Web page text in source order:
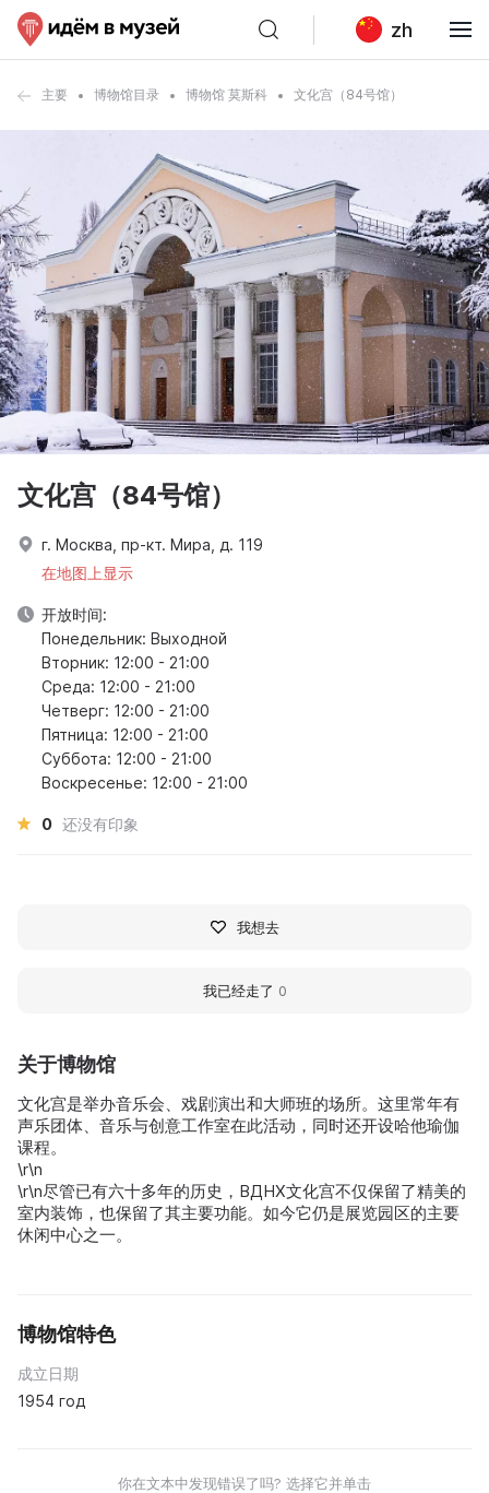
zh
主要 博物馆目录 博物馆 莫斯科 文化宫（84号馆）
关于博物馆
文化宫是举办音乐会、戏剧演出和大师班的场所。这里常年有
声乐团体、音乐与创意工作室在此活动，同时还开设哈他瑜伽
课程。
\r\n
\r\n尽管已有六十多年的历史，ВДНХ文化宫不仅保留了精美的
室内装饰，也保留了其主要功能。如今它仍是展览园区的主要
休闲中心之一。
博物馆特色
成立日期
1954 год
你在文本中发现错误了吗? 选择它并单击
文化宫（84号馆）
г. Москва, пр-кт. Мира, д. 119
在地图上显示
开放时间:
Понедельник: Выходной
Вторник: 12:00 - 21:00
Среда: 12:00 - 21:00
Четверг: 12:00 - 21:00
Пятница: 12:00 - 21:00
Суббота: 12:00 - 21:00
Воскресенье: 12:00 - 21:00
0 还没有印象
我想去
我已经走了 0